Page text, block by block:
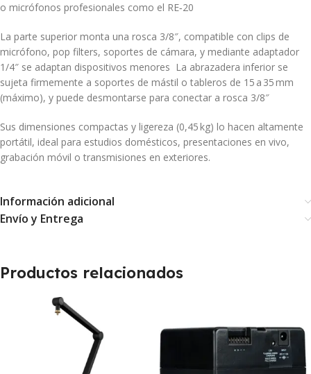
o micrófonos profesionales como el RE‑20
La parte superior monta una rosca 3/8″, compatible con clips de
micrófono, pop filters, soportes de cámara, y mediante adaptador
1/4″ se adaptan dispositivos menores La abrazadera inferior se
sujeta firmemente a soportes de mástil o tableros de 15 a 35 mm
(máximo), y puede desmontarse para conectar a rosca 3/8″
Sus dimensiones compactas y ligereza (0,45 kg) lo hacen altamente
portátil, ideal para estudios domésticos, presentaciones en vivo,
grabación móvil o transmisiones en exteriores.
Información adicional
Envío y Entrega
Productos relacionados